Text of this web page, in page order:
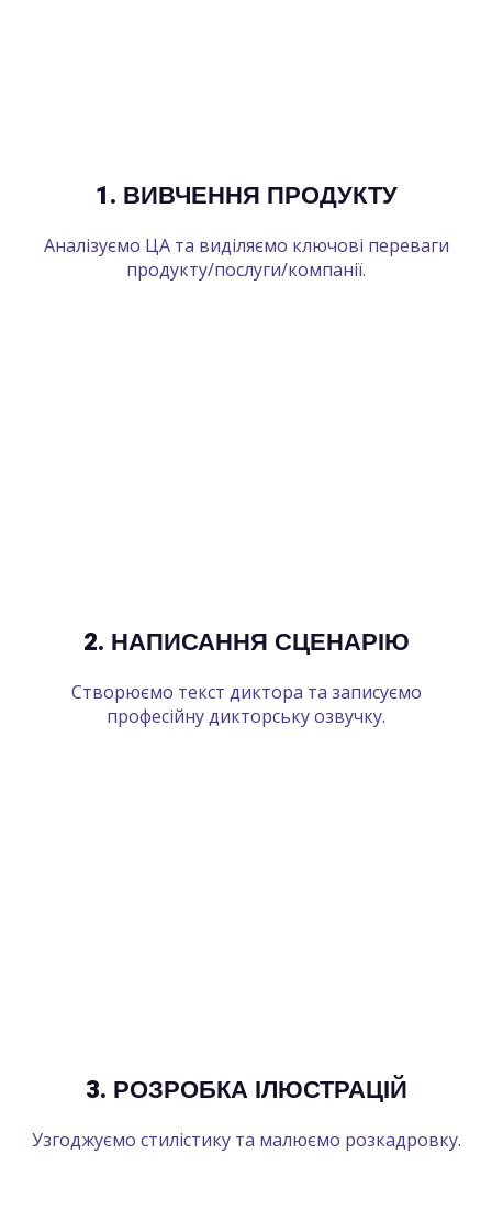
1. ВИВЧЕННЯ ПРОДУКТУ
Аналізуємо ЦА та виділяємо ключові переваги
продукту/послуги/компанії.
2. НАПИСАННЯ СЦЕНАРІЮ
Створюємо текст диктора та записуємо
професійну дикторську озвучку.
3. РОЗРОБКА ІЛЮСТРАЦІЙ
Узгоджуємо стилістику та малюємо розкадровку.